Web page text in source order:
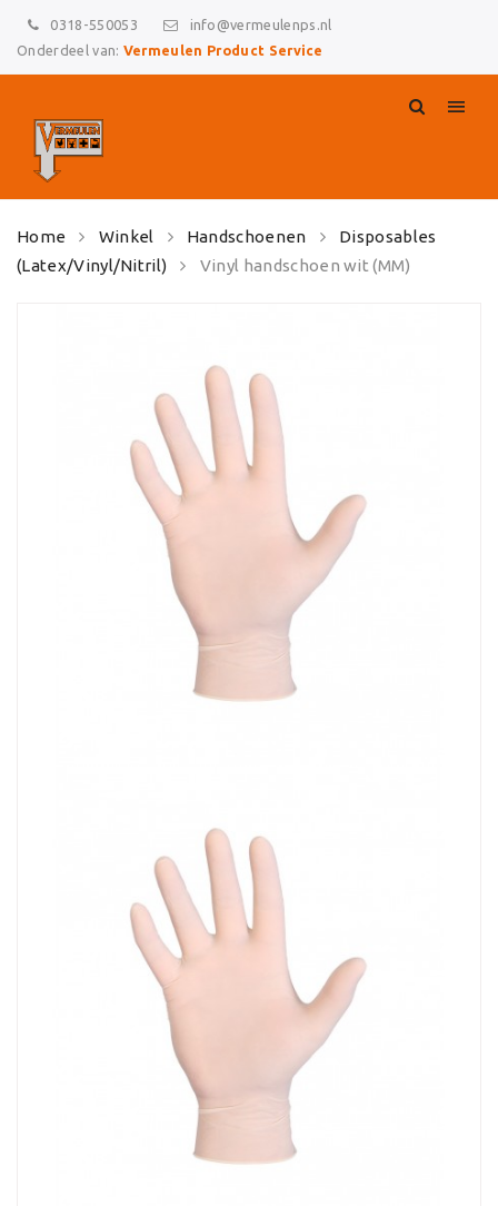
0318-550053
info@vermeulenps.nl
Onderdeel van: Vermeulen Product Service
to
content
Home Winkel Handschoenen
Disposables
(Latex/Vinyl/Nitril)
Vinyl handschoen wit (MM)